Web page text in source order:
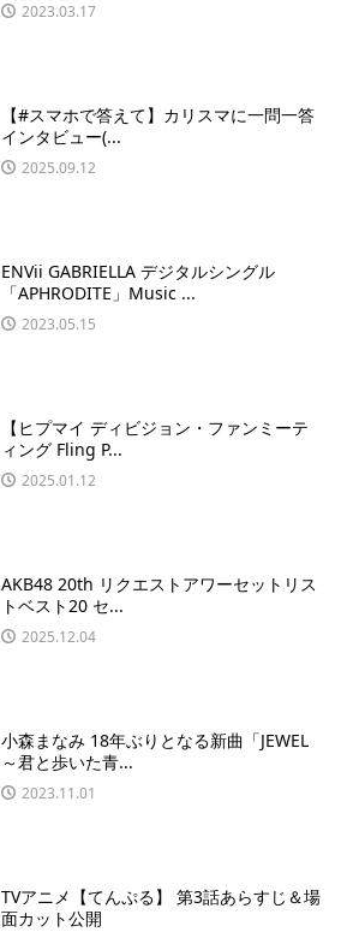
2023.03.17
【#スマホで答えて】カリスマに一問一答
インタビュー(...
2025.09.12
ENVii GABRIELLA デジタルシングル
「APHRODITE」Music ...
2023.05.15
【ヒプマイ ディビジョン・ファンミーテ
ィング Fling P...
2025.01.12
AKB48 20th リクエストアワーセットリス
トベスト20 セ...
2025.12.04
小森まなみ 18年ぶりとなる新曲「JEWEL
～君と歩いた青...
2023.11.01
TVアニメ【てんぷる】 第3話あらすじ＆場
面カット公開